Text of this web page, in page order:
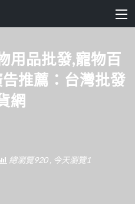
用品批發,寵物百
推薦：台灣批發
網
總瀏覽920 , 今天瀏覽1